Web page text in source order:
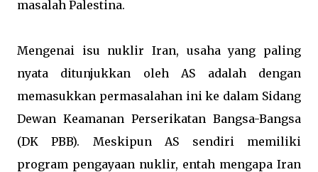
masalah Palestina.
Mengenai isu nuklir Iran, usaha yang paling
nyata ditunjukkan oleh AS adalah dengan
memasukkan permasalahan ini ke dalam Sidang
Dewan Keamanan Perserikatan Bangsa-Bangsa
(DK PBB). Meskipun AS sendiri memiliki
program pengayaan nuklir, entah mengapa Iran